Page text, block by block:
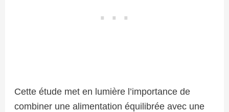
Cette étude met en lumière l’importance de
combiner une alimentation équilibrée avec une